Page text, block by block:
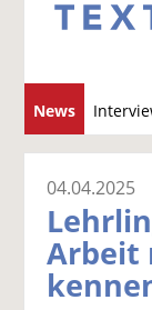
News
04.04.2025
Arbeit